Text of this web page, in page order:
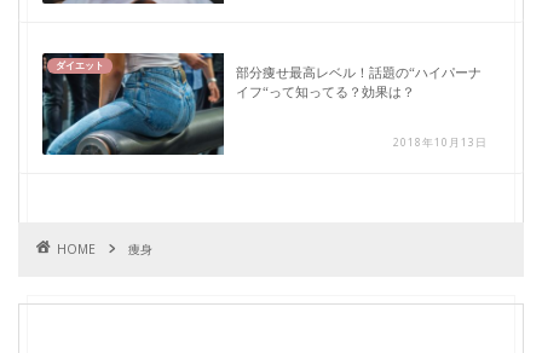
ダイエット
部分痩せ最高レベル！話題の“ハイパーナ
イフ“って知ってる？効果は？
2018年10月13日
HOME 痩身